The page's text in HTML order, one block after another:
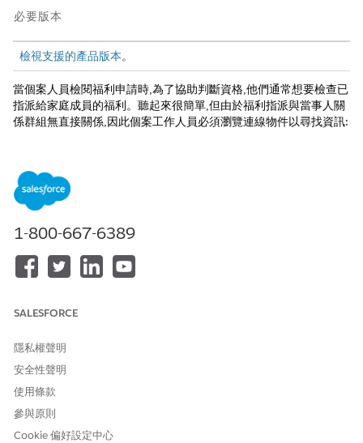
必要版本
檢視支援的產品版本。
當個案人員檢閱福利申請時,為了協助判斷資格,他們通常想要檢查已
指派給家庭成員的福利。聽起來很簡單,但由於福利指派與當事人關
係群組無直接關係,因此個案工作人員必須瀏覽連線物件以尋找資訊:
派」相關清單。個案工作人員會重複此流程,以查看指派給當事人關
係群組每個成員的益處。
使用記錄累計,讓個案工作人員和其他人能輕鬆地從兩個不相關物件
中尋找資訊。透過記錄累計,您可以將來源物件的記錄 (例如福利指
或彙總。若要僅檢視記錄的子集 (例如特定福利計畫的福利指派),請
套用篩選條件來僅彙總對使用者很重要的記錄。使用者會在「記錄
「記錄彙總結果」清單檢視中看見彙總的記錄。
在我們的範例中),以及您要與彙總記錄相關聯的非相關物件 (當事人
關係群組,在我們的範例中)。建立記錄累計定義,指定物件、篩選條
件和聯結條件。接著,設定並執行「資料處理引擎」定義和排程觸發
流程,以啟用和同步化定義和彙總結果,這些結果儲存在「記錄彙總結
果」物件中。您可以建立多個記錄累計定義,並為任何兩個不相關的
物件 (而不只是福利應用程式和當事人關係群組) 建立定義。
1-800-667-6389
SALESFORCE
隱私權聲明
安全性聲明
使用條款
參與原則
Cookie 偏好設定中心